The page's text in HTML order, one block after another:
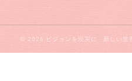
© 2026 ビジョンを現実に 新しい世